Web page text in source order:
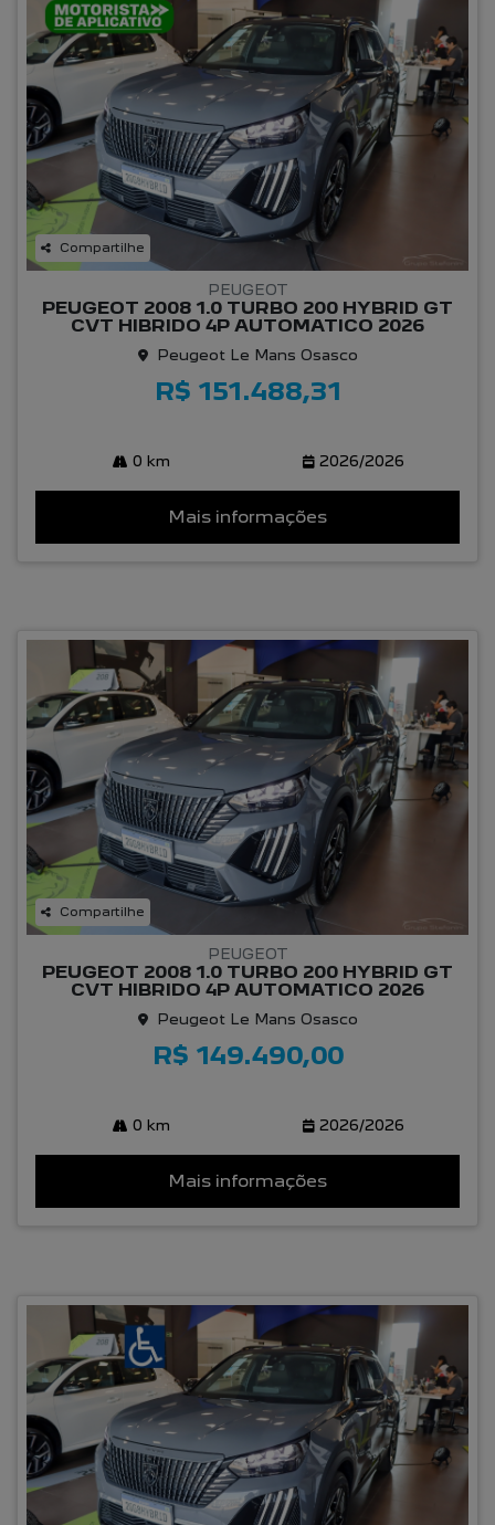
Compartilhe
PEUGEOT
PEUGEOT 2008 1.0 TURBO 200 HYBRID GT
CVT HIBRIDO 4P AUTOMATICO 2026
Peugeot Le Mans Osasco
R$ 151.488,31
0 km 2026/2026
Mais informações
Compartilhe
PEUGEOT
PEUGEOT 2008 1.0 TURBO 200 HYBRID GT
CVT HIBRIDO 4P AUTOMATICO 2026
Peugeot Le Mans Osasco
R$ 149.490,00
0 km 2026/2026
Mais informações